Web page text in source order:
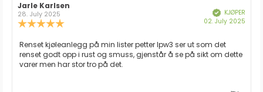
Forfatter:
Jarle Karlsen
28. July 2025
av
5
mulige
Verifisert
KJØPER
02. July 2025
Omtaletekst:
Renset kjøleanlegg på min lister petter lpw3 ser ut som det
renset godt opp i rust og smuss, gjenstår å se på sikt om dette
varer men har stor tro på det.